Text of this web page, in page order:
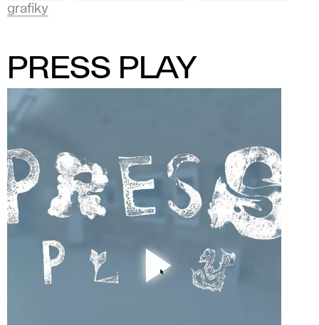
grafiky
PRESS PLAY